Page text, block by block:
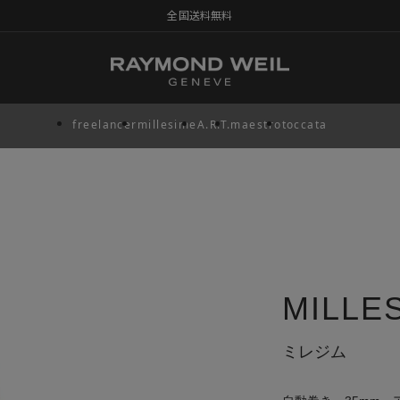
全国送料無料
freelancermillesimeA.R.T.maestrotoccata
ミレジム